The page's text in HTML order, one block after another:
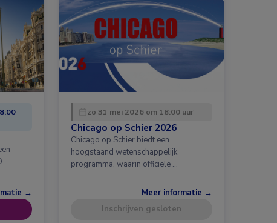
…
→
zo 31 mei 2026 om 18:00 uur
Chicago op Schier 2026
Chicago op Schier biedt een
hoogstaand wetenschappelijk
programma, waarin officiële …
Meer informatie →
Inschrijven gesloten